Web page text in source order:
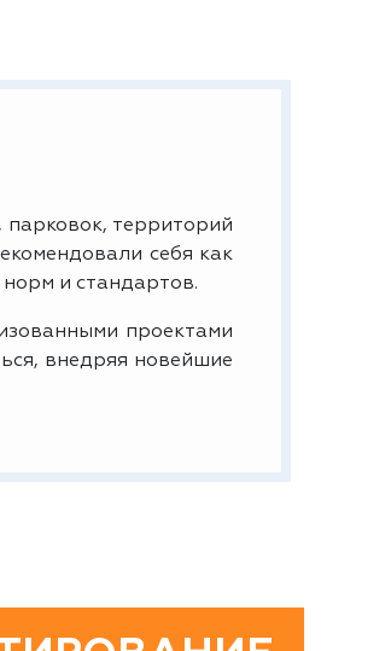
территорий
себя как
и стандартов.
проектами
внедряя новейшие